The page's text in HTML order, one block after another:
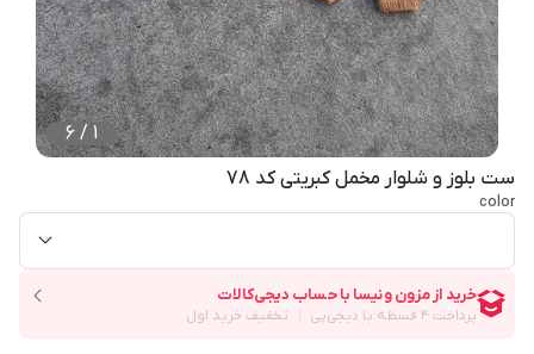
1
/
6
ست بلوز و شلوار مخمل کبریتی کد 78
color